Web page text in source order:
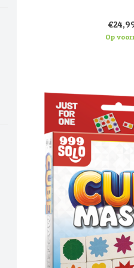
via een pad langs kisten,
vind de weg naar
Op